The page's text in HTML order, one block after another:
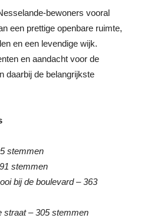
bewoners vooral
een prettige openbare ruimte,
en een levendige wijk.
en aandacht voor de
daarbij de belangrijkste
stemmen
stemmen
bij de boulevard – 363
straat – 305 stemmen